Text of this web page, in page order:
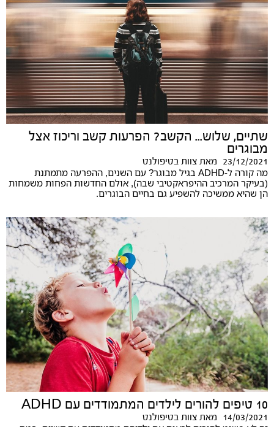
שתיים, שלוש... הקשב? הפרעות קשב וריכוז אצל
מבוגרים
23/12/2021 מאת צוות בטיפולנט
מה קורה ל-ADHD בגיל מבוגר? עם השנים, ההפרעה מתמתנת
(בעיקר המרכיב ההיפראקטיבי שבה), אולם החדשות הפחות משמחות
הן שהיא ממשיכה להשפיע גם בחיים הבוגרים.
10 טיפים להורים לילדים המתמודדים עם ADHD
14/03/2021 מאת צוות בטיפולנט